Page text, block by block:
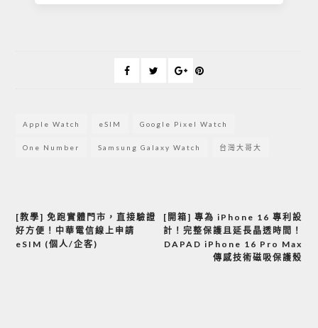
Apple Watch eSIM Google Pixel Watch
One Number Samsung Galaxy Watch 台灣大哥大
文
章
[教學] 免跑實體門市，直接驗證
好方便！中華電信線上申請
eSIM (個人/企客)
[開箱] 專為 iPhone 16 專利設
計！完整保護且延長晶透時間！
DAPAD iPhone 16 Pro Max
傳感技術磁吸保護殼